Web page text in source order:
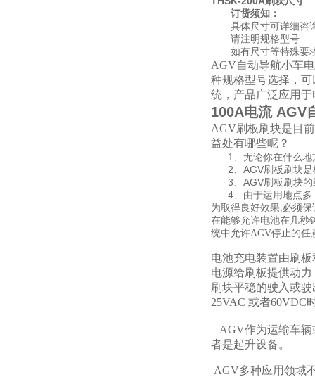
订货须知：
具体尺寸可详细咨
请注明规格型号
如有尺寸等特殊要
AGV自动导航小车
种规格型号选择，
统，产品广泛应用
100A电流 AGV
AGV刷板刷块是目
益处有哪些呢？
1、无论你在什么地
2、AGV刷板刷块是
3、AGV刷板刷块的
4、由于运用地点多
为取得良好效果,必须
在能够允许电池在几秒
统中允许AGV停止的任
电池充电装置由刷
电源给刷板提供动
刷块平稳的驶入或
25VAC 或者60VDC
AGV作为运输车辆
者是起升设备。
AGV多种应用领域